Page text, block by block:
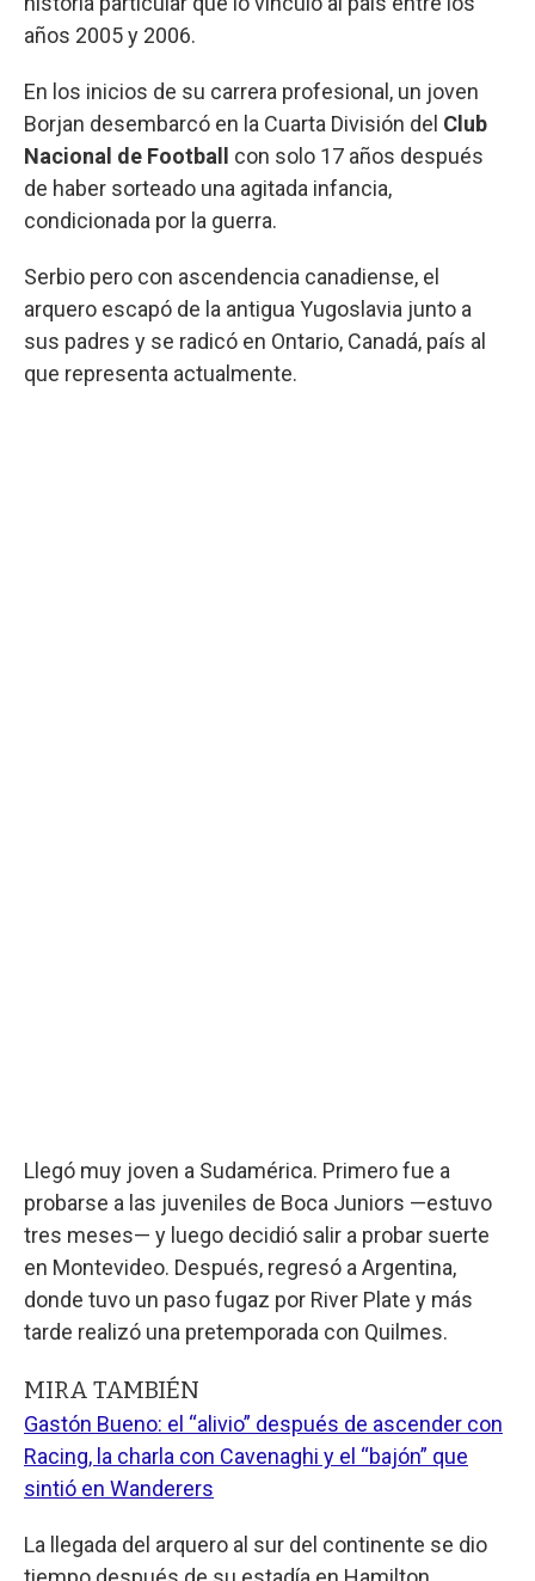
años 2005 y 2006.
En los inicios de su carrera profesional, un joven
Borjan desembarcó en la Cuarta División del Club
Nacional de Football con solo 17 años después
de haber sorteado una agitada infancia,
condicionada por la guerra.
Serbio pero con ascendencia canadiense, el
arquero escapó de la antigua Yugoslavia junto a
sus padres y se radicó en Ontario, Canadá, país al
que representa actualmente.
Llegó muy joven a Sudamérica. Primero fue a
probarse a las juveniles de Boca Juniors —estuvo
tres meses— y luego decidió salir a probar suerte
en Montevideo. Después, regresó a Argentina,
donde tuvo un paso fugaz por River Plate y más
tarde realizó una pretemporada con Quilmes.
MIRA TAMBIÉN
Gastón Bueno: el “alivio” después de ascender con
Racing, la charla con Cavenaghi y el “bajón” que
sintió en Wanderers
La llegada del arquero al sur del continente se dio